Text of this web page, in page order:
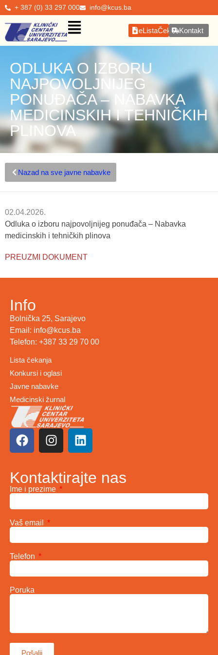
+ 387 (0) 33 297 000 info@kcus.ba
eListaČekanjaKontakt
ODLUKA O IZBORU
NAJPOVOLJNIJEG
PONUĐAČA – NABAVKA
MEDICINSKIH I TEHNIČKIH
PLINOVA
Nazad na sve javne nabavke
02.04.2026.
Odluka o izboru najpovoljnijeg ponuđača – Nabavka
medicinskih i tehničkih plinova
PREUZMI DOKUMENT
Info
Bolnička 25, Sarajevo
Email: info@kcus.ba
Telefon: +387 33 29 70 00
Lista čekanja
Konkursi i oglasi
Javne nabavke
Medicinski žurnal
Kontaktirajte nas
Ime i prezime
Vaš email
Telefon
Poruka
Pošalji